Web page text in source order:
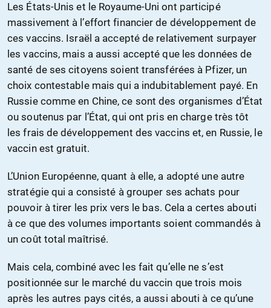
Les États-Unis et le Royaume-Uni ont participé
massivement à l’effort financier de développement de
ces vaccins. Israël a accepté de relativement surpayer
les vaccins, mais a aussi accepté que les données de
santé de ses citoyens soient transférées à Pfizer, un
choix contestable mais qui a indubitablement payé. En
Russie comme en Chine, ce sont des organismes d’État
ou soutenus par l’État, qui ont pris en charge très tôt
les frais de développement des vaccins et, en Russie, le
vaccin est gratuit.
L’Union Européenne, quant à elle, a adopté une autre
stratégie qui a consisté à grouper ses achats pour
pouvoir à tirer les prix vers le bas. Cela a certes abouti
à ce que des volumes importants soient commandés à
un coût total maîtrisé.
Mais cela, combiné avec les fait qu’elle ne s’est
positionnée sur le marché du vaccin que trois mois
après les autres pays cités, a aussi abouti à ce qu’une